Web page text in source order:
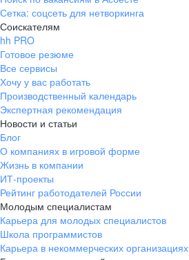
Сетка: соцсеть для нетворкинга
Соискателям
hh PRO
Готовое резюме
Все сервисы
Хочу у вас работать
Производственный календарь
Экспертная рекомендация
Новости и статьи
Блог
О компаниях в игровой форме
Жизнь в компании
ИТ-проекты
Рейтинг работодателей России
Молодым специалистам
Карьера для молодых специалистов
Школа программистов
Карьера в некоммерческих организациях